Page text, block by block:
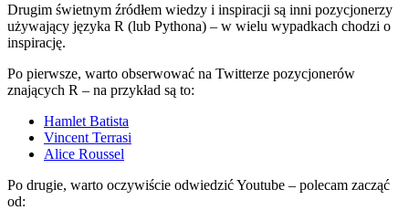
Drugim świetnym źródłem wiedzy i inspiracji są inni pozycjonerzy
używający języka R (lub Pythona) – w wielu wypadkach chodzi o
inspirację.
Po pierwsze, warto obserwować na Twitterze pozycjonerów
znających R – na przykład są to:
Hamlet Batista
Vincent Terrasi
Alice Roussel
Po drugie, warto oczywiście odwiedzić Youtube – polecam zacząć
od: